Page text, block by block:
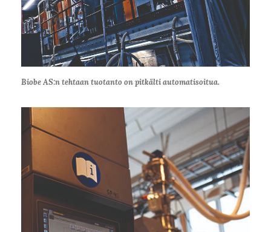
Biobe AS:n tehtaan tuotanto on pitkälti automa­tisoitua.
Kirjaudu